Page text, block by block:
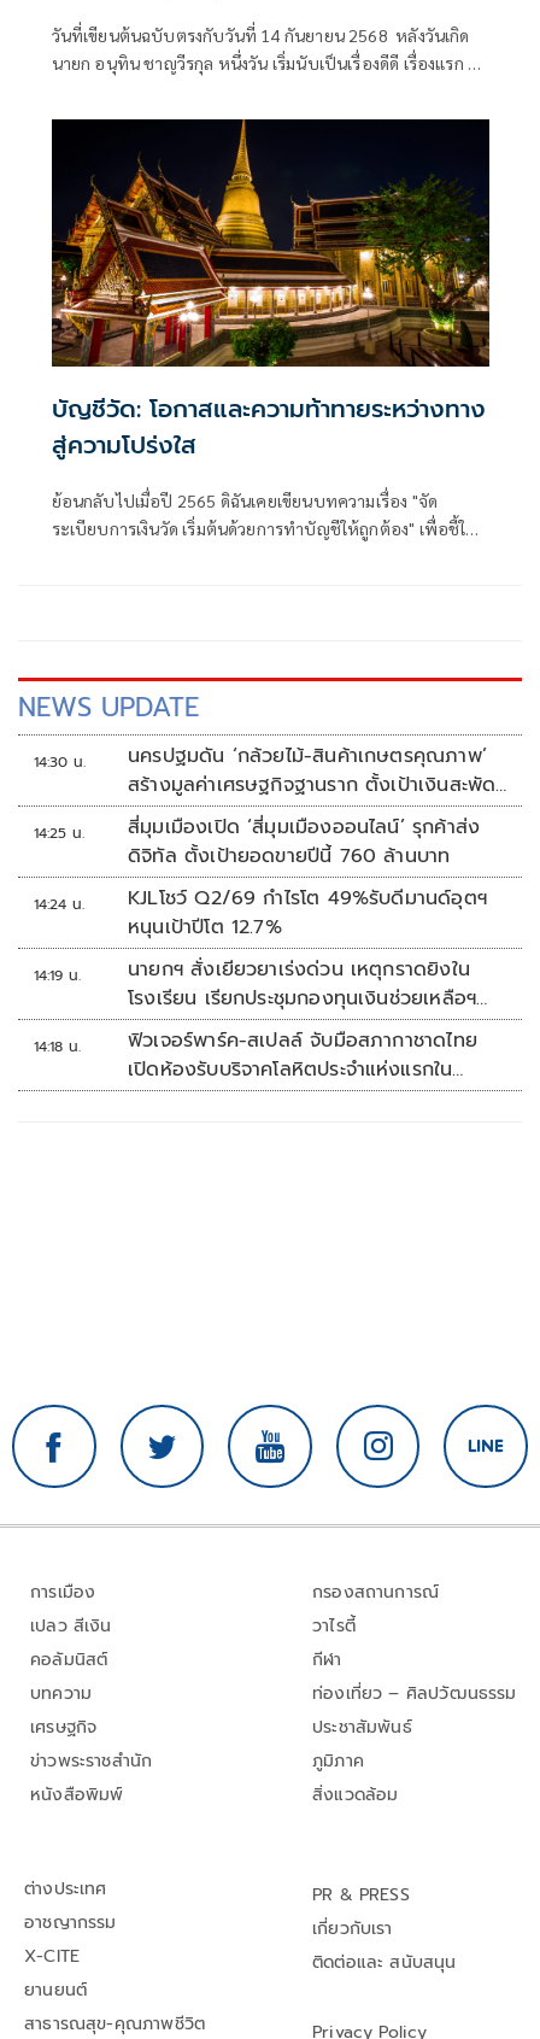
วันที่เขียนต้นฉบับตรงกับวันที่ 14 กันยายน 2568 หลังวันเกิด
นายก อนุทิน ชาญวีรกุล หนึ่งวัน เริ่มนับเป็นเรื่องดีดี เรื่องแรก ขอ
ก้าวหน้าอย่างยั่งยืน ความผาสุกสู่ประชาชนอย่างเท่าเทียม
ตลอดอายุรัฐบาลที่มีเวลา 4 เดือนก่อนยุบสภา นายกรัฐมนตรีได้
แถลงต่อสื่อมวลชน
บัญชีวัด: โอกาสและความท้าทายระหว่างทาง
สู่ความโปร่งใส
ย้อนกลับไปเมื่อปี 2565 ดิฉันเคยเขียนบทความเรื่อง "จัด
ระเบียบการเงินวัด เริ่มต้นด้วยการทำบัญชีให้ถูกต้อง" เพื่อชี้ให้
NEWS UPDATE
14:30 น.
นครปฐมดัน ‘กล้วยไม้-สินค้าเกษตรคุณภาพ’
สร้างมูลค่าเศรษฐกิจฐานราก ตั้งเป้าเงินสะพัด
10 ล้านบาท
14:25 น.
สี่มุมเมืองเปิด ‘สี่มุมเมืองออนไลน์’ รุกค้าส่ง
ดิจิทัล ตั้งเป้ายอดขายปีนี้ 760 ล้านบาท
14:24 น.
KJLโชว์ Q2/69 กำไรโต 49%รับดีมานด์อุตฯ
หนุนเป้าปีโต 12.7%
14:19 น.
นายกฯ สั่งเยียวยาเร่งด่วน เหตุกราดยิงใน
โรงเรียน เรียกประชุมกองทุนเงินช่วยเหลือฯ
ทันที
14:18 น.
ฟิวเจอร์พาร์ค-สเปลล์ จับมือสภากาชาดไทย
เปิดห้องรับบริจาคโลหิตประจำแห่งแรกใน
ศูนย์การค้าปทุมธานี
การเมือง
เปลว สีเงิน
คอลัมนิสต์
บทความ
เศรษฐกิจ
ข่าวพระราชสำนัก
หนังสือพิมพ์
กรองสถานการณ์
วาไรตี้
กีฬา
ท่องเที่ยว – ศิลปวัฒนธรรม
ประชาสัมพันธ์
ภูมิภาค
สิ่งแวดล้อม
ต่างประเทศ
อาชญากรรม
X-CITE
ยานยนต์
สาธารณสุข-คุณภาพชีวิต
PR & PRESS
เกี่ยวกับเรา
ติดต่อและ สนับสนุน
Privacy Policy